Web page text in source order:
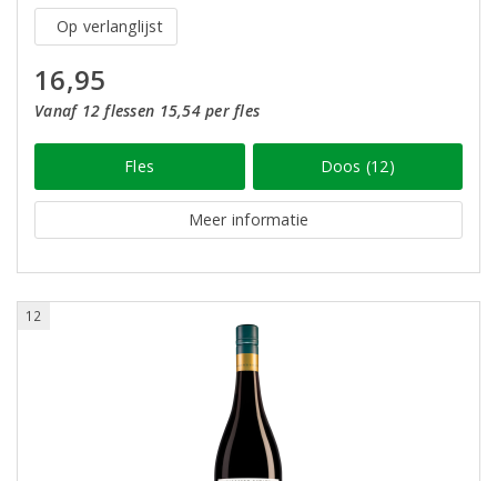
Op verlanglijst
16,95
Vanaf 12 flessen 15,54 per fles
Fles Doos (12)
Meer informatie
12